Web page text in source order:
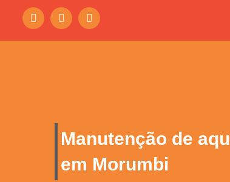
Manutenção de
em Morumbi